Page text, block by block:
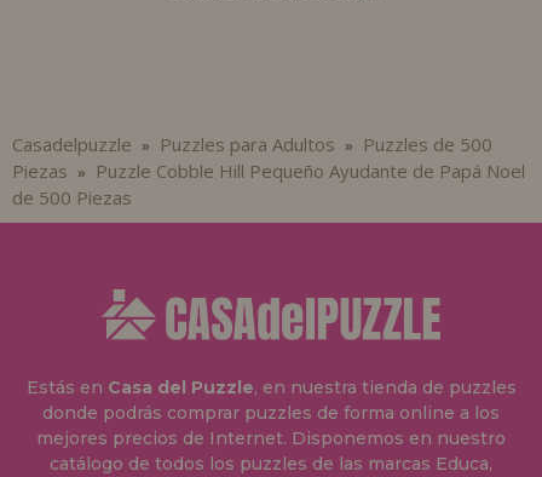
Casadelpuzzle » Puzzles para Adultos »
Puzzles de 500
Piezas »
Puzzle Cobble Hill Pequeño Ayudante de Papá Noel
de 500 Piezas
Estás en Casa del Puzzle, en nuestra tienda de puzzles
donde podrás comprar puzzles de forma online a los
mejores precios de Internet. Disponemos en nuestro
catálogo de todos los puzzles de las marcas Educa,